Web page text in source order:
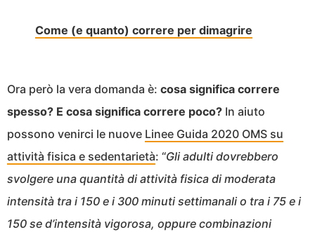
Come (e quanto) correre per dimagrire
Ora però la vera domanda è: cosa significa correre
spesso? E cosa significa correre poco? In aiuto
possono venirci le nuove Linee Guida 2020 OMS su
attività fisica e sedentarietà: “Gli adulti dovrebbero
svolgere una quantità di attività fisica di moderata
intensità tra i 150 e i 300 minuti settimanali o tra i 75 e i
150 se d’intensità vigorosa, oppure combinazioni